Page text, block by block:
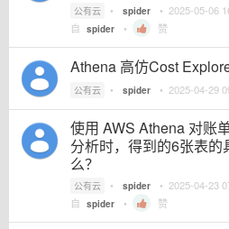
公有云 • spider • 2025-05-06
自 spider • 赞
Athena 高仿Cost
公有云 • spider • 2025-04-29
使用 AWS Athena 对账
分析时，得到的6张表的
么？
公有云 • spider • 2025-04-23
自 spider • 赞